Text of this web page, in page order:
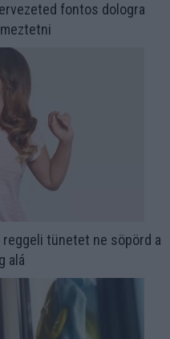
fontos dologra
tünetet ne söpörd a
alá